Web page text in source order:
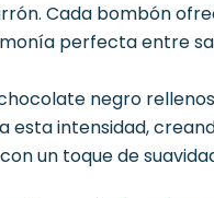
Cada bombón
perfecta entre
negro
esta intensidad,
un toque de